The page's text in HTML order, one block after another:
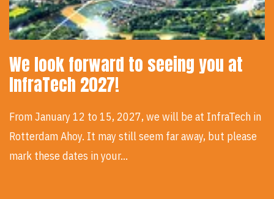
We look forward to seeing you at
InfraTech 2027!
From January 12 to 15, 2027, we will be at InfraTech in
Rotterdam Ahoy. It may still seem far away, but please
mark these dates in your…